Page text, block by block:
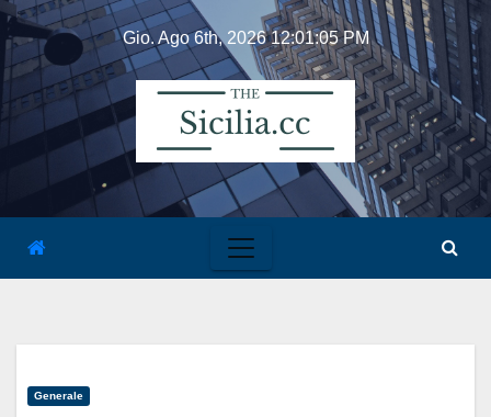
Skip
content
Gio. Ago 6th, 202612:01:05 PM
Generale